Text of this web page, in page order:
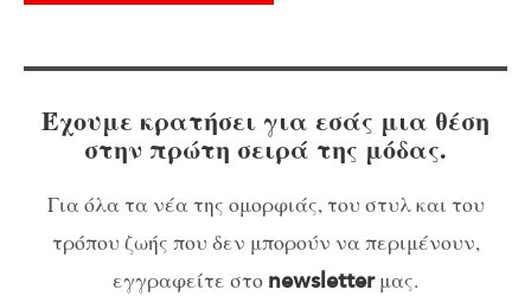
Έχουμε κρατήσει για εσάς μια θέση
στην πρώτη σειρά της μόδας.
Για όλα τα νέα της ομορφιάς, του στυλ και του
τρόπου ζωής που δεν μπορούν να περιμένουν,
εγγραφείτε στο newsletterμας.